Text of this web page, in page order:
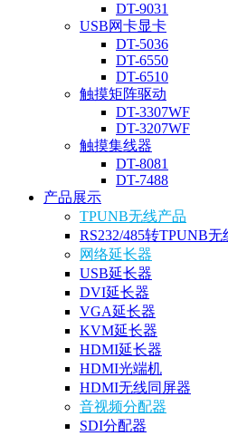
DT-9031
USB网卡显卡
DT-5036
DT-6550
DT-6510
触摸矩阵驱动
DT-3307WF
DT-3207WF
触摸集线器
DT-8081
DT-7488
产品展示
TPUNB无线产品
RS232/485转TPUNB
网络延长器
USB延长器
DVI延长器
VGA延长器
KVM延长器
HDMI延长器
HDMI光端机
HDMI无线同屏器
音视频分配器
SDI分配器